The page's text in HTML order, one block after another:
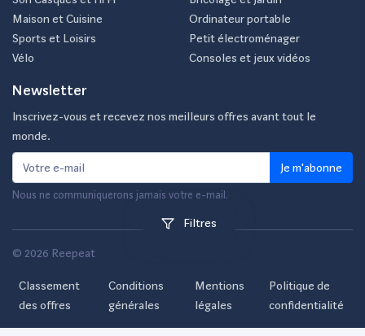
Filtres
Maison et Cuisine
Sports et Loisirs
Vélo
Ordinateur portable
Petit électroménager
Consoles et jeux vidéos
Newsletter
Inscrivez-vous et recevez nos meilleurs offres avant tout le
monde.
Je m'abonne
Nous ne communiquerons jamais votre e-mail.
© 2026 Reepeat
Classement
des offres
Conditions
générales
Mentions
légales
Politique de
confidentialité